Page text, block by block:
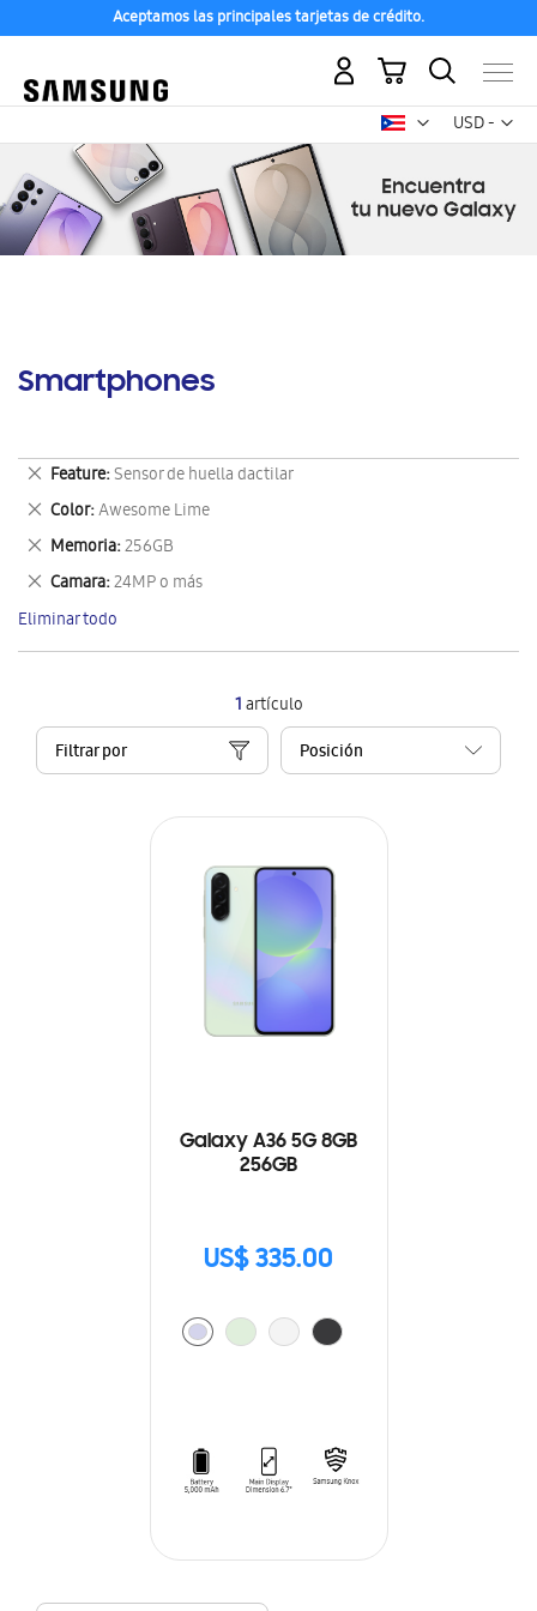
Aceptamos las principales tarjetas de crédito.
USD -
dólar
Mi carrito
Smartphones
1artículo
Filtrar por
Galaxy A36 5G 8GB
256GB
US$ 335.00
Feature Sensor de huella dactilar
Eliminar
este
artículo
Color Awesome Lime
Eliminar
este
artículo
Memoria 256GB
Eliminar
este
artículo
Camara 24MP o más
Eliminar
este
artículo
Eliminar todo